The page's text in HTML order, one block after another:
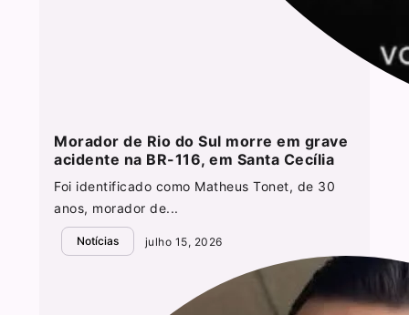
Morador de Rio do Sul morre em grave
acidente na BR-116, em Santa Cecília
Foi identificado como Matheus Tonet, de 30
anos, morador de...
Notícias julho 15, 2026